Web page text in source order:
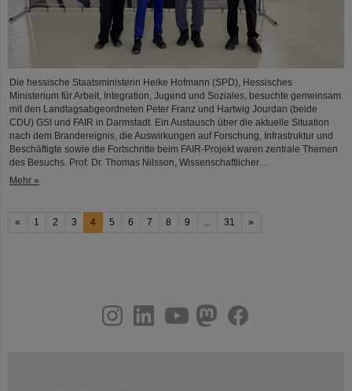
Die hessische Staatsministerin Heike Hofmann (SPD), Hessisches
Ministerium für Arbeit, Integration, Jugend und Soziales, besuchte gemeinsam
mit den Landtagsabgeordneten Peter Franz und Hartwig Jourdan (beide
CDU) GSI und FAIR in Darmstadt. Ein Austausch über die aktuelle Situation
nach dem Brandereignis, die Auswirkungen auf Forschung, Infrastruktur und
Beschäftigte sowie die Fortschritte beim FAIR-Projekt waren zentrale Themen
des Besuchs. Prof. Dr. Thomas Nilsson, Wissenschaftlicher…
Mehr »
« 1 2 3 4 5 6 7 8 9 ... 31 »
youtubehelmholtz.socialfacebook